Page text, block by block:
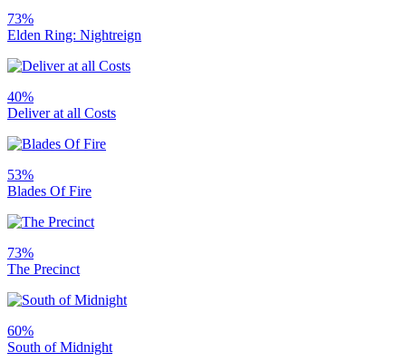
73%
Elden Ring: Nightreign
40%
Deliver at all Costs
53%
Blades Of Fire
73%
The Precinct
60%
South of Midnight